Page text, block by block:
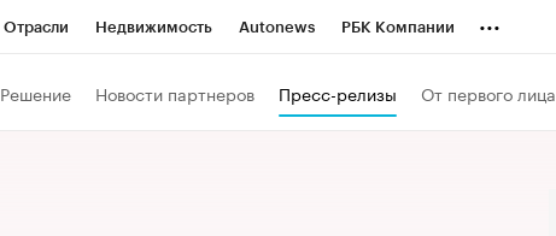
Отрасли Недвижимость Autonews РБК Компании ...
Решение Новости партнеров Пресс-релизы От первого лица